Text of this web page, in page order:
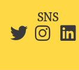
SNS